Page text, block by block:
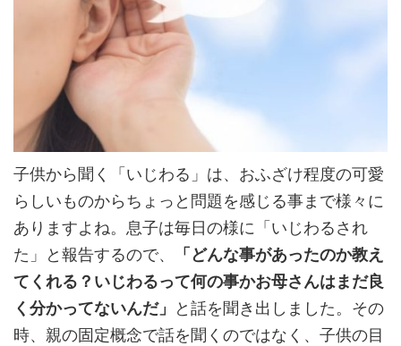
子供から聞く「いじわる」は、おふざけ程度の可愛
らしいものからちょっと問題を感じる事まで様々に
ありますよね。息子は毎日の様に「いじわるされ
た」と報告するので、
「どんな事があったのか教え
てくれる？いじわるって何の事かお母さんはまだ良
く分かってないんだ」
と話を聞き出しました。その
時、親の固定概念で話を聞くのではなく、子供の目